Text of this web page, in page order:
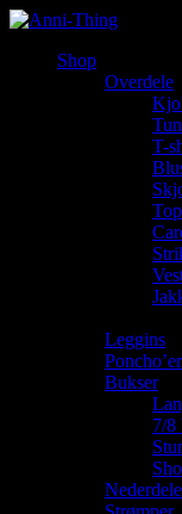
Shop
Overdele
T-
Leggins
Poncho’er
Bukser
7/8
Nederdele